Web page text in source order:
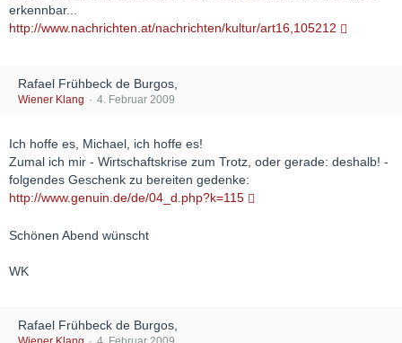
erkennbar...
http://www.nachrichten.at/nachrichten/kultur/art16,105212
Rafael Frühbeck de Burgos,
Wiener Klang 4. Februar 2009
Ich hoffe es, Michael, ich hoffe es!
Zumal ich mir - Wirtschaftskrise zum Trotz, oder gerade: deshalb! -
folgendes Geschenk zu bereiten gedenke:
http://www.genuin.de/de/04_d.php?k=115
Schönen Abend wünscht
WK
Rafael Frühbeck de Burgos,